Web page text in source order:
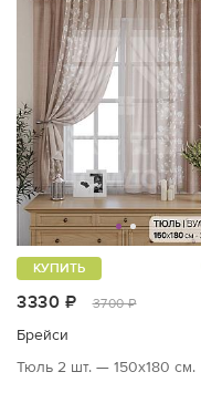
3330 ₽ 3700 ₽
КУПИТЬ
Брейси
Тюль 2 шт. — 150х180 см.